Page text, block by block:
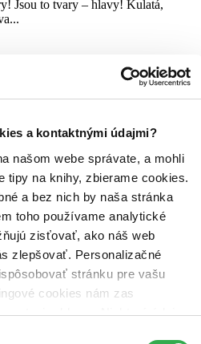
a kontaktnými údajmi?
našom webe správate, a mohli
tipy na knihy, zbierame cookies.
a bez nich by naša stránka
toho používame analytické
zisťovať, ako náš web
zlepšovať. Personalizačné
stránku pre vašu
cookies nám zas
reklamy. Niektoré údaje
Jsou to tvary – hlavy! Kulatá,
nemáme na sklade, ale zvyčajne
a odoslať do 5 – 10 dní. A